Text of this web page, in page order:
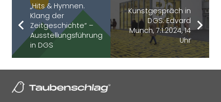
„Hits & Hymnen.
Klang der
Zeitgeschichte“ –
Ausstellungsführung
in DGS
Kunstgespräch in
DGS: Edvard
Munch, 7.1.2024, 14
Uhr